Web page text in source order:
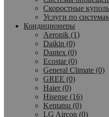
Скоростные
Услуги по
Кондиционеры
Aeronik (1)
Daikin (0)
Dantex (0)
Ecostar (0)
General Climate (0)
GREE (0)
Haier (0)
Hisense (16)
Kentatsu (0)
LG Aircon (0)